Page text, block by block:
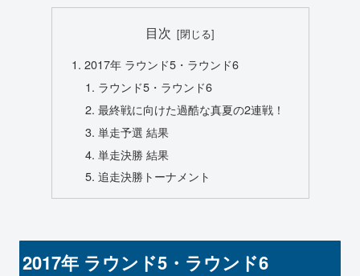
目次
2017年 ラウンド5・ラウンド6
ラウンド5・ラウンド6
最終戦に向けた過酷な真夏の2連戦！
単走予選 結果
単走決勝 結果
追走決勝トーナメント
2017年 ラウンド5・ラウンド6